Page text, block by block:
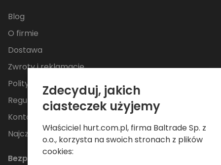
Blog
O firmie
Dostawa
Zwroty i reklamacje
Polityka Prywatności
Regulamin
Kontakt
Najczęściej zadawane pytania
Bezpieczne płatności
Zdecyduj, jakich
ciasteczek użyjemy
Właściciel hurt.com.pl, firma Baltrade Sp. z
o.o., korzysta na swoich stronach z plików
cookies: